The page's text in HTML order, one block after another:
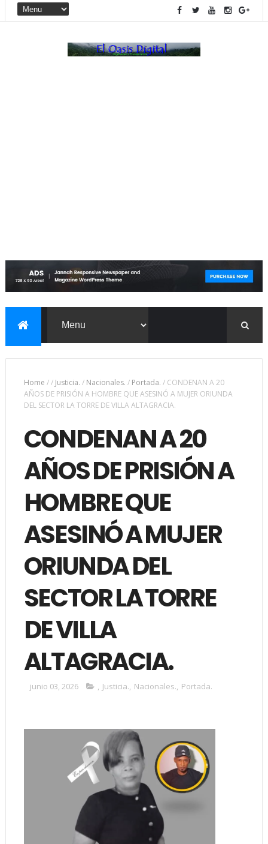
Home // Justicia. / Nacionales. / Portada. / CONDENAN A 20
AÑOS DE PRISIÓN A HOMBRE QUE ASESINÓ A MUJER ORIUNDA
DEL SECTOR LA TORRE DE VILLA ALTAGRACIA.
CONDENAN A 20
AÑOS DE PRISIÓN A
HOMBRE QUE
ASESINÓ A MUJER
ORIUNDA DEL
SECTOR LA TORRE
DE VILLA
ALTAGRACIA.
junio 03, 2026 , Justicia., Nacionales., Portada.